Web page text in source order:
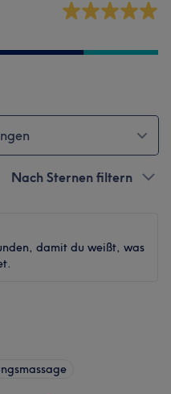
Nach Sternen filtern
damit du weißt, was